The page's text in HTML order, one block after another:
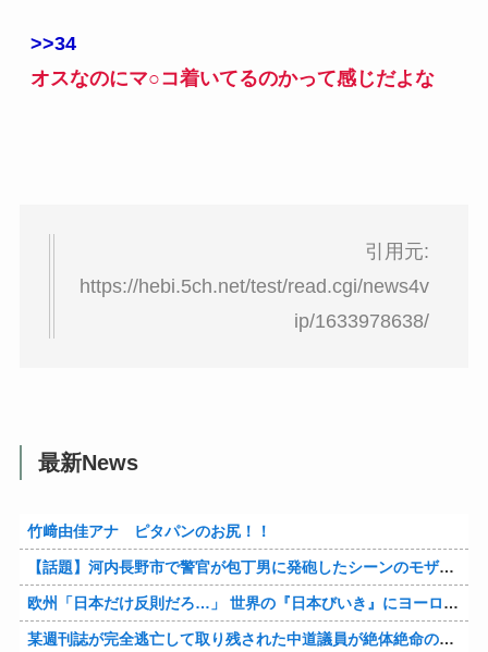
>>34
オスなのにマ○コ着いてるのかって感じだよな
引用元:
https://hebi.5ch.net/test/read.cgi/news4v
ip/1633978638/
最新News
竹﨑由佳アナ ピタパンのお尻！！
【話題】河内長野市で警官が包丁男に発砲したシーンのモザ無し映像が公開される。
欧州「日本だけ反則だろ…」 世界の『日本びいき』にヨーロッパ全土から不満の声
某週刊誌が完全逃亡して取り残された中道議員が絶体絶命の窮地、「今度は宏池会に矛先を向けたか……」と節操の無さに呆れる人が続出